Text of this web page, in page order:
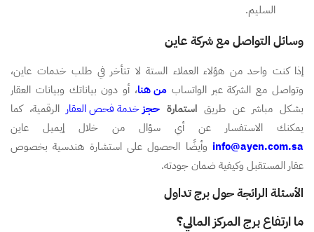
السليم.
وسائل التواصل مع شركة عاين
إذا كنت واحد من هؤلاء العملاء الستة لا تتأخر في طلب خدمات عاين،
وتواصل مع الشركة عبر الواتساب من هنا، أو دون بياناتك وبيانات العقار
بشكل مباشر عن طريق استمارة حجزخدمة فحص العقارالرقمية، كما
يمكنك الاستفسار عن أي سؤال من خلال إيميل عاين
info@ayen.com.sa وأيضًا الحصول على استشارة هندسية بخصوص
عقار المستقبل وكيفية ضمان جودته.
الأسئلة الرائجة حول برج تداول
ما ارتفاع برج المركز المالي؟